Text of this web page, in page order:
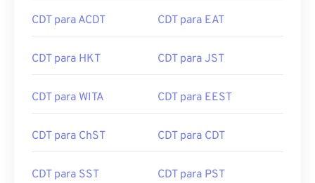
CDT para ACDT CDT para EAT
CDT para HKT CDT para JST
CDT para WITA CDT para EEST
CDT para ChST CDT para CDT
CDT para SST CDT para PST